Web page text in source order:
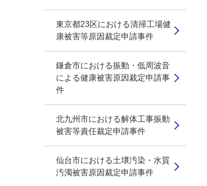
東京都23区における清掃工場健
康被害等原因裁定申請事件
鎌倉市における振動・低周波音
による健康被害原因裁定申請事
件
北九州市における解体工事振動
被害等責任裁定申請事件
仙台市における土壌汚染・水質
汚濁被害原因裁定申請事件